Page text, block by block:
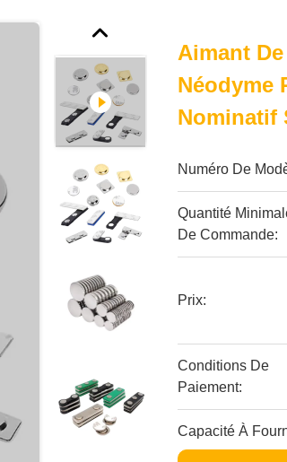
Aimant
Néodyme
Nominatif
Numéro De
Quantité
De Commande:
Prix:
Conditions De
Paiement:
Capacité À